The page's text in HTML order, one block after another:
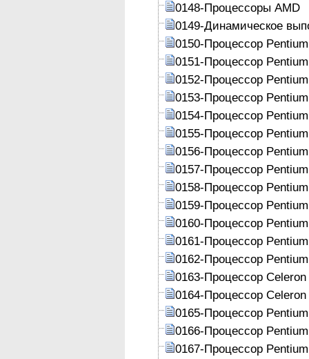
0148-Процессоры AMD
0149-Динамическое
0150-Процессор
0151-Процессор
0152-Процессор
0153-Процессор
0154-Процессор
0155-Процессор
0156-Процессор
0157-Процессор
0158-Процессор
0159-Процессор
0160-Процессор
0161-Процессор
0162-Процессор
0163-Процессор Celeron
0164-Процессор
0165-Процессор
0166-Процессор
0167-Процессор